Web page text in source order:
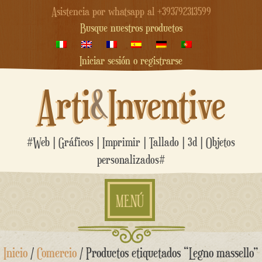
Asistencia por whatsapp al +393792313599
Busque nuestros productos
Iniciar sesión o registrarse
Arti&Inventive
#Web | Gráficos | Imprimir | Tallado | 3d | Objetos
personalizados#
MENÚ
saltar
Inicio /Comercio / Productos etiquetados “Legno massello”